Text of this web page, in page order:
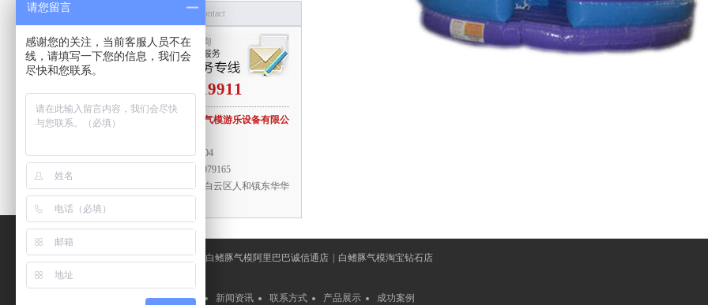
/contact
18520119911
广州市白鳍豚气模游乐设备有限公
QQ：806172304
020-29079165
地址：广州市白云区人和镇东华华
友情链接： 白鳍豚气模阿里巴巴诚信通店 白鳍豚气模淘宝钻石店
公司简介 新闻资讯 联系方式 产品展示 成功案例
请您留言
感谢您的关注，当前客服人员不在
线，请填写一下您的信息，我们会
尽快和您联系。